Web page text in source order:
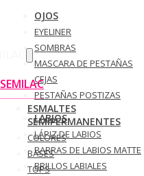
OJOS
EYELINER
SOMBRAS
MASCARA DE PESTAÑAS
CEJAS
PESTAÑAS POSTIZAS
LABIOS
LÁPIZ DE LABIOS
BARRAS DE LABIOS MATTE
BRILLOS LABIALES
SEMILAC
ESMALTES
SEMIPERMANENTES
COLORES
BASES
TOPS